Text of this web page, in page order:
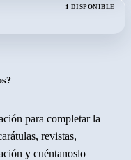
1 DISPONIBLE
para completar la
revistas,
y cuéntanoslo